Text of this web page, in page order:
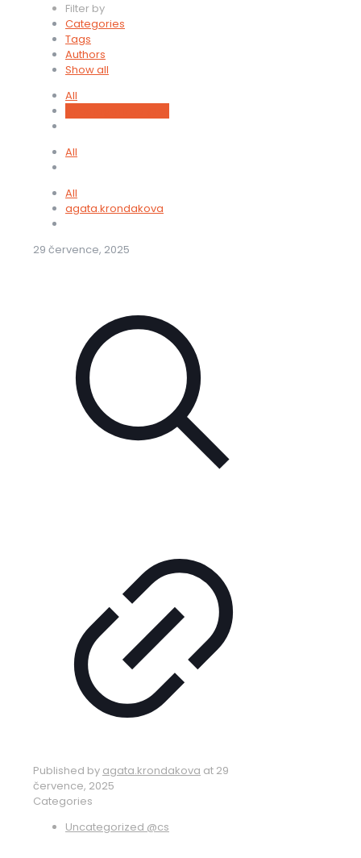
Filter by
Categories
Tags
Authors
Show all
All
All
All
agata.krondakova
29 července, 2025
Published by agata.krondakova at 29
července, 2025
Categories
Uncategorized @cs